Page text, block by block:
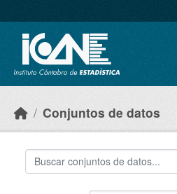
Conjuntos de datos